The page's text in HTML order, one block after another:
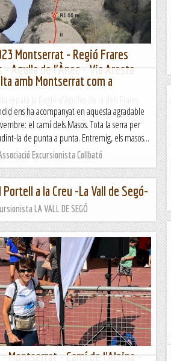
Montserrat - Regió Frares
- Agulla de l'Ànec - Via Aresta
separa la Regió d'Agulles de la dels Frares
final d'aquesta hi trobarem tres agulles ben
La Bola del Portell Estret,...
amb Montserrat com a
ens ha acompanyat en aquesta agradable
el camí dels Masos. Tota la serra per
la de punta a punta. Entremig, els masos...
Excursionista Collbató
Portell a la Creu -La Vall de Segó-
LA VALL DE SEGÓ
Montserrat - Camí de l'Alzina -